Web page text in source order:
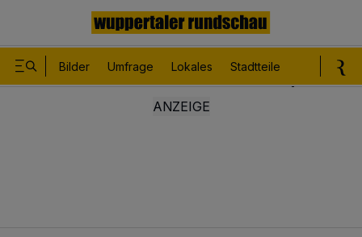
Bilder Umfrage Lokales Stadtteile